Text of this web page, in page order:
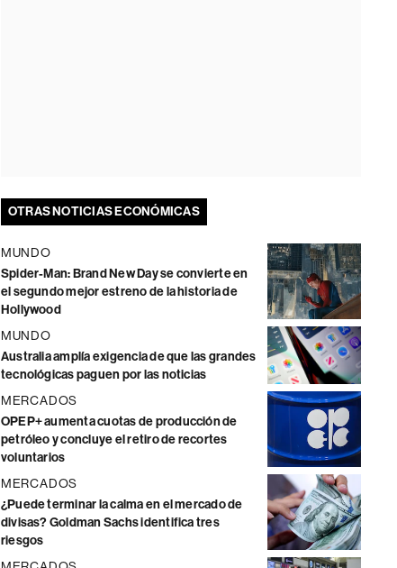
OTRAS NOTICIAS ECONÓMICAS
MUNDO
Spider-Man: Brand New Day se convierte en
el segundo mejor estreno de la historia de
Hollywood
MUNDO
Australia amplía exigencia de que las grandes
tecnológicas paguen por las noticias
MERCADOS
OPEP+ aumenta cuotas de producción de
petróleo y concluye el retiro de recortes
voluntarios
MERCADOS
¿Puede terminar la calma en el mercado de
divisas? Goldman Sachs identifica tres
riesgos